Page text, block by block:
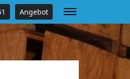
Angebot